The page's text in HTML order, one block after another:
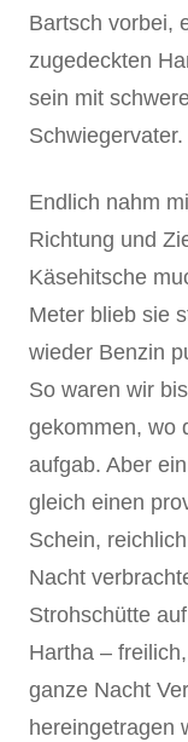
Bartsch vorbei,
zugedeckten
sein mit
Schwiegervater.
Endlich nahm
Richtung und
Käsehitsche
Meter blieb sie
wieder Benzin
So waren wir
gekommen, wo
aufgab. Aber
gleich einen
Schein,
Nacht
Strohschütte
Hartha –
ganze Nacht
hereingetragen